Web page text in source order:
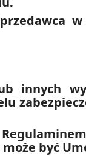
innych
być